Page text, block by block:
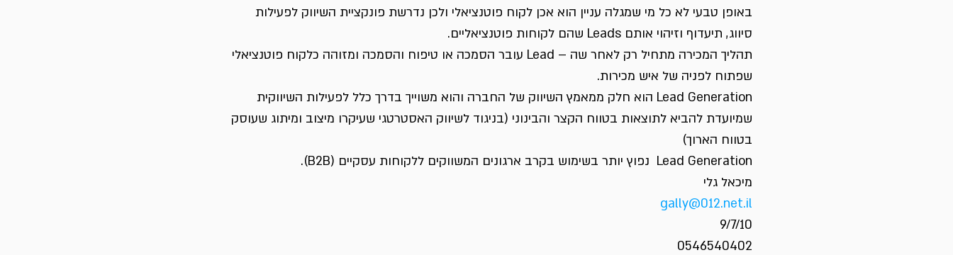
באופן טבעי לא כל מי שמגלה עניין הוא אכן לקוח פוטנציאלי ולכן נדרשת פונקציית השיווק לפעילות
סיווג, תיעדוף וזיהוי אותם Leads שהם לקוחות פוטנציאליים.
תהליך המכירה מתחיל רק לאחר שה – Lead עובר הסמכה או טיפוח והסמכה ומזוהה כלקוח פוטנציאלי
שפתוח לפניה של איש מכירות.
Lead Generation הוא חלק ממאמץ השיווק של החברה והוא משוייך בדרך כלל לפעילות השיווקית
שמיועדת להביא לתוצאות בטווח הקצר והבינוני (בניגוד לשיווק האסטרטגי שעיקרו מיצוב ומיתוג שעוסק
בטווח הארוך)
Lead Generation  נפוץ יותר בשימוש בקרב ארגונים המשווקים ללקוחות עסקיים (B2B).
מיכאל גלי
gally@012.net.il
9/7/10
0546540402